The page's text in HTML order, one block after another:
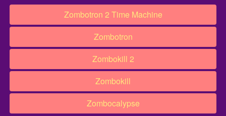
Zombotron 2 Time Machine
Zombotron
Zombokill 2
Zombokill
Zombocalypse